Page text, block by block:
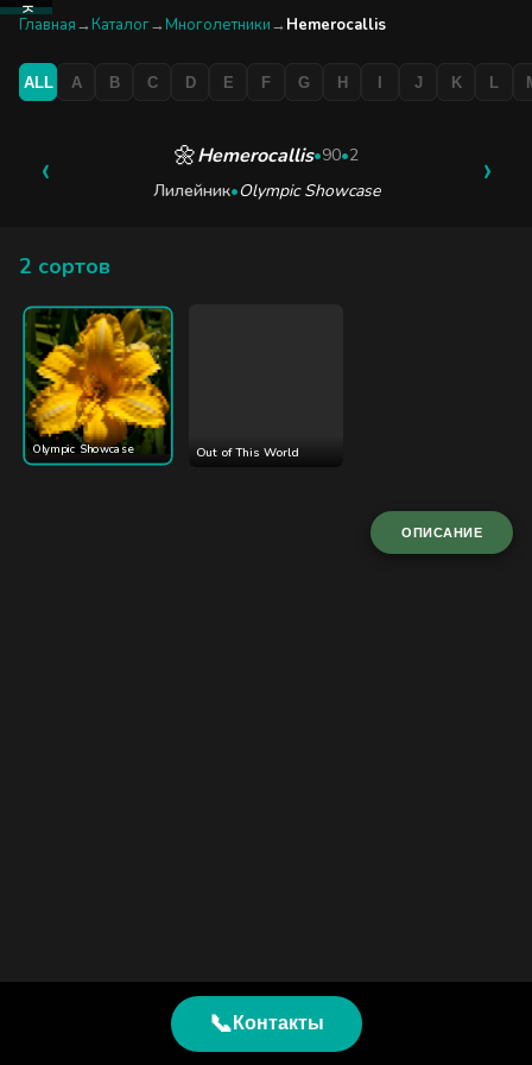
КАТАЛОГ
БУТИК
Главная→ Каталог→ Многолетники→ Hemerocallis
ALL A B C D E F G H I J K L
‹ 🌼Hemerocallis•90•2
Лилейник•Olympic Showcase ›
2 сортов
Olympic Showcase Out of This World
ОПИСАНИЕ
📞 Контакты